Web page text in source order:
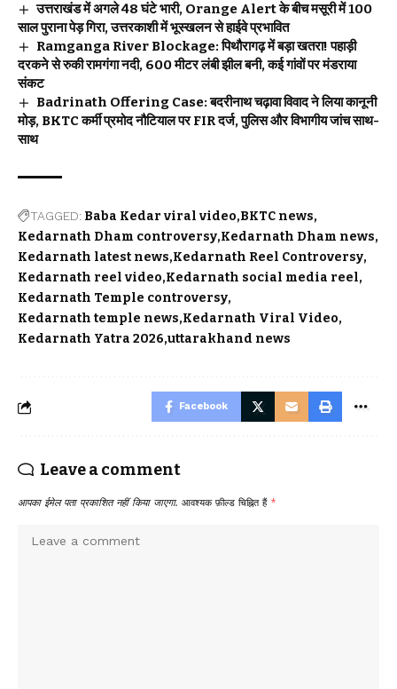
उत्तराखंड में अगले 48 घंटे भारी, Orange Alert के बीच मसूरी में 100
साल पुराना पेड़ गिरा, उत्तरकाशी में भूस्खलन से हाईवे प्रभावित
Ramganga River Blockage: पिथौरागढ़ में बड़ा खतरा! पहाड़ी
दरकने से रुकी रामगंगा नदी, 600 मीटर लंबी झील बनी, कई गांवों पर मंडराया
संकट
Badrinath Offering Case: बदरीनाथ चढ़ावा विवाद ने लिया कानूनी
मोड़, BKTC कर्मी प्रमोद नौटियाल पर FIR दर्ज, पुलिस और विभागीय जांच साथ-
साथ
TAGGED: Baba Kedar viral video BKTC news
Kedarnath Dham controversy Kedarnath Dham news
Kedarnath latest news Kedarnath Reel Controversy
Kedarnath reel video Kedarnath social media reel
Kedarnath Temple controversy
Kedarnath temple news Kedarnath Viral Video
Kedarnath Yatra 2026 uttarakhand news
Facebook
Leave a comment
आपका ईमेल पता प्रकाशित नहीं किया जाएगा. आवश्यक फ़ील्ड चिह्नित हैं *